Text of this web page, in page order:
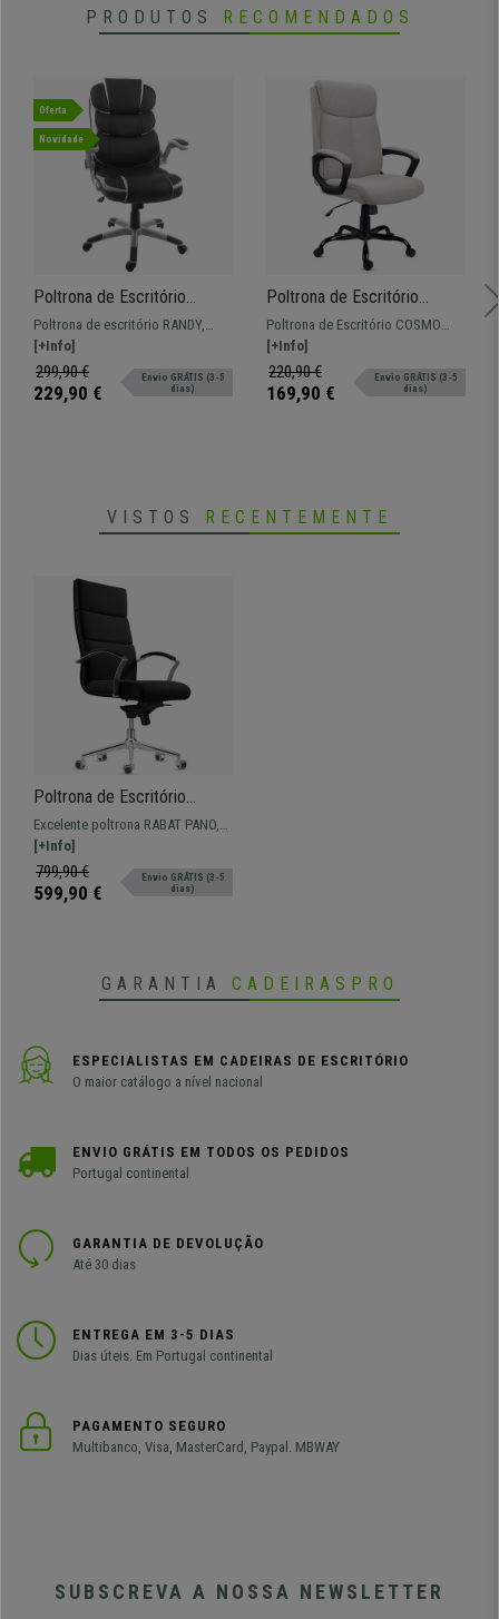
PRODUTOS RECOMENDADOS
Oferta
Novidade
Poltrona de Escritório
RANDY, Apoia Braços
Dobráveis, Acolchoado
Reforçado, Em Preto
Poltrona de escritório RANDY,
duplo acolchoado e forrado em
pele sintética de fácil cuidado.
[+Info]
299,90 €
229,90 €
Envio GRÁTIS (3-5
dias)
Poltrona de Escritório
COSMO PANO, Acolchoado
Confortável, Em Cor Cinza
Claro
Poltrona de Escritório COSMO
PANO, uma poltrona com
acolchoado confortável e encosto
com apoia cabeças integrado.
[+Info]
220,90 €
169,90 €
Envio GRÁTIS (3-5
dias)
VISTOS RECENTEMENTE
Poltrona de Escritório
RABAT PANO, Encosto Alto,
Mecanismo de Balanço, Em
Preto
Excelente poltrona RABAT PANO,
Encosto alto, ideal para escritório
com avançadas funcionalidades.
[+Info]
799,90 €
599,90 €
Envio GRÁTIS (3-5
dias)
GARANTIA CADEIRASPRO
ESPECIALISTAS EM CADEIRAS DE ESCRITÓRIO
O maior catálogo a nível nacional
ENVIO GRÁTIS EM TODOS OS PEDIDOS
Portugal continental
GARANTIA DE DEVOLUÇÃO
Até 30 dias
ENTREGA EM 3-5 DIAS
Dias úteis. Em Portugal continental
PAGAMENTO SEGURO
Multibanco, Visa, MasterCard, Paypal. MBWAY
SUBSCREVA A NOSSA NEWSLETTER